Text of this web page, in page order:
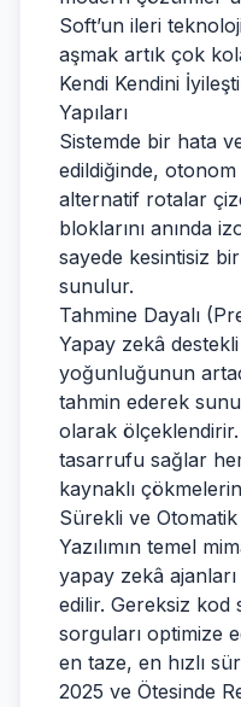
Soft’un ileri
aşmak artık çok
Kendi Kendini
Yapıları
Sistemde bir hata
edildiğinde,
alternatif rotalar
bloklarını anında
sayede kesintisiz
sunulur.
Tahmine Dayalı
Yapay zekâ
yoğunluğunun
tahmin ederek
olarak
tasarrufu sağlar
kaynaklı
Sürekli ve
Yazılımın temel
yapay zekâ
edilir. Gereksiz kod
sorguları optimize
en taze, en hızlı
2025 ve Ötesinde